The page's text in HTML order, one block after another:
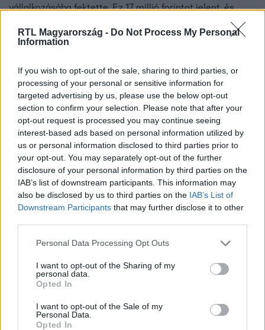
RTL Magyarország - Do Not Process My Personal
Information
If you wish to opt-out of the sale, sharing to third parties, or
processing of your personal or sensitive information for
targeted advertising by us, please use the below opt-out
section to confirm your selection. Please note that after your
opt-out request is processed you may continue seeing
interest-based ads based on personal information utilized by
us or personal information disclosed to third parties prior to
your opt-out. You may separately opt-out of the further
disclosure of your personal information by third parties on the
IAB’s list of downstream participants. This information may
also be disclosed by us to third parties on the IAB’s List of
Downstream Participants that may further disclose it to other
Please note that this website/app uses one or more Google
not limited to your visit or usage behaviour. You may click to
grant or deny consent to Google and its third-party tags to
use your data for below specified purposes in below Google
consent section.
Personal Data Processing Opt Outs
I want to opt-out of the Sharing of my
personal data.
Opted In
I want to opt-out of the Sale of my
Personal Data.
Opted In
vállalkozásába fektette. Ez 17 millió forintot jelent, és
most közel ugyanennyi pénzt kért a Cápáktól arra, hogy
befejezhesse alkalmazását. A befektetők ebben az
Cápák között
App szolgáltatásait
A home office elterjedésével az elmúlt években
meghatványozódott az az idő, amit otthonunkban,
egyre több energiát és pénzt költenek környezetük és
kertük szebbé tételére. Így tett Dudás Lili is a férjével,